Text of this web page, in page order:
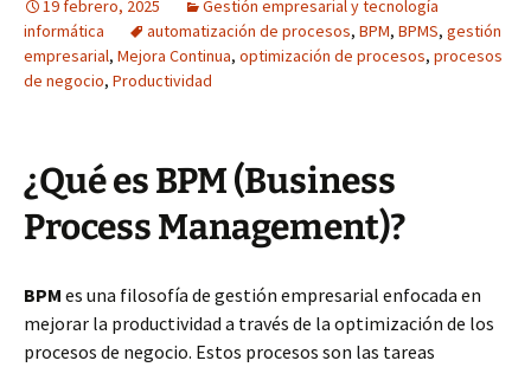
19 febrero, 2025
Gestión empresarial y tecnología
informática
automatización de procesos, BPM, BPMS, gestión
empresarial, Mejora Continua, optimización de procesos, procesos
de negocio, Productividad
¿Qué es BPM (Business
Process Management)?
BPM es una filosofía de gestión empresarial enfocada en
mejorar la productividad a través de la optimización de los
procesos de negocio. Estos procesos son las tareas